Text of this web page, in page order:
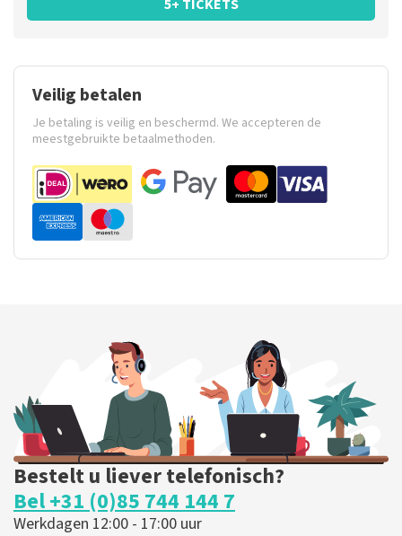
5+ TICKETS
Veilig betalen
Je betaling is veilig en beschermd. We accepteren de
meestgebruikte betaalmethoden.
Bestelt u liever telefonisch?
Bel +31 (0)85 744 144 7
Werkdagen 12:00 - 17:00 uur